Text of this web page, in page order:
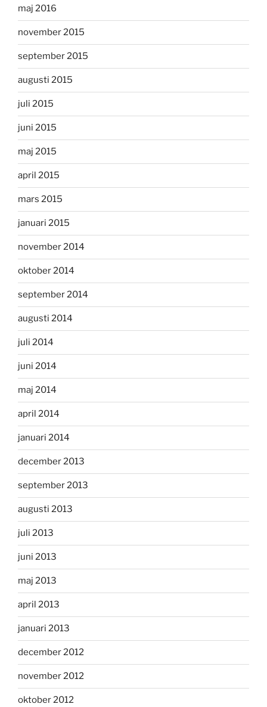
maj 2016
november 2015
september 2015
augusti 2015
juli 2015
juni 2015
maj 2015
april 2015
mars 2015
januari 2015
november 2014
oktober 2014
september 2014
augusti 2014
juli 2014
juni 2014
maj 2014
april 2014
januari 2014
december 2013
september 2013
augusti 2013
juli 2013
juni 2013
maj 2013
april 2013
januari 2013
december 2012
november 2012
oktober 2012